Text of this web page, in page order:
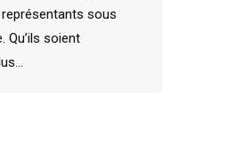
sous
Qu’ils soient